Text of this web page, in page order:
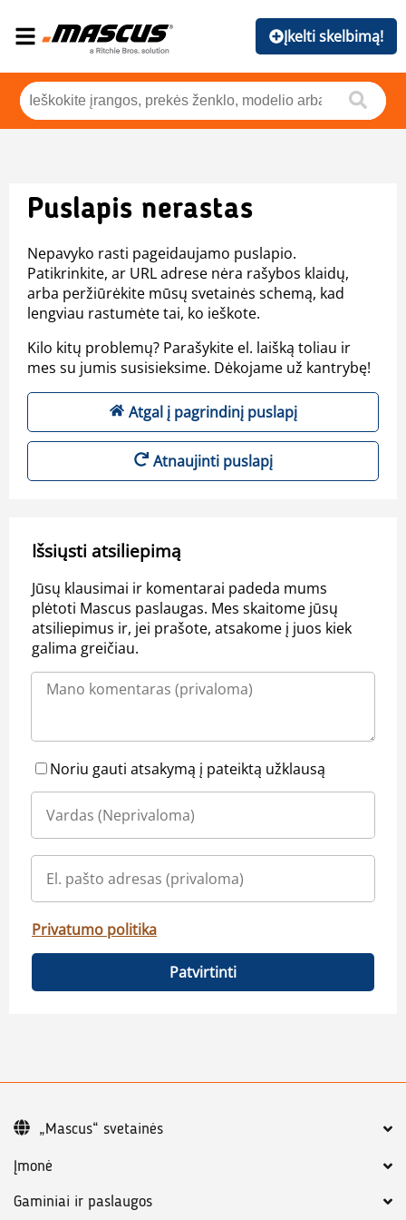
Įkelti skelbimą!
Puslapis nerastas
Nepavyko rasti pageidaujamo puslapio.
Patikrinkite, ar URL adrese nėra rašybos klaidų,
arba peržiūrėkite mūsų svetainės schemą, kad
lengviau rastumėte tai, ko ieškote.
Kilo kitų problemų? Parašykite el. laišką toliau ir
mes su jumis susisieksime. Dėkojame už kantrybę!
Atgal į pagrindinį puslapį
Atnaujinti puslapį
Išsiųsti atsiliepimą
Jūsų klausimai ir komentarai padeda mums
plėtoti Mascus paslaugas. Mes skaitome jūsų
atsiliepimus ir, jei prašote, atsakome į juos kiek
galima greičiau.
Noriu gauti atsakymą į pateiktą užklausą
Privatumo politika
Patvirtinti
Įmonė
Gaminiai ir paslaugos
„Mascus“ svetainės